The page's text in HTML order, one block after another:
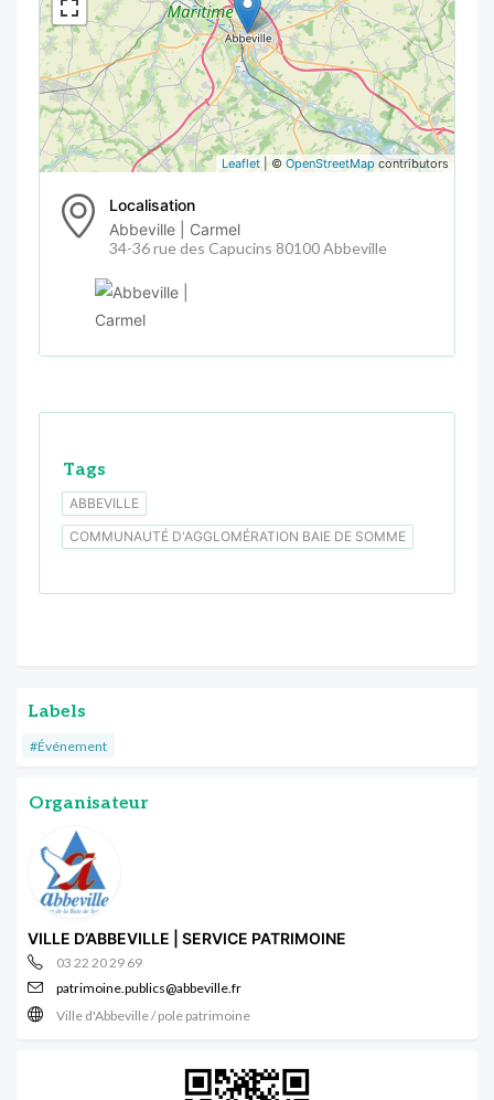
Leaflet | © OpenStreetMap contributors
Localisation
Abbeville | Carmel
34-36 rue des Capucins 80100 Abbeville
Tags
ABBEVILLE
COMMUNAUTÉ D'AGGLOMÉRATION BAIE DE SOMME
Labels
#Événement
Organisateur
VILLE D’ABBEVILLE | SERVICE PATRIMOINE
03 22 20 29 69
patrimoine.publics@abbeville.fr
Ville d'Abbeville / pole patrimoine